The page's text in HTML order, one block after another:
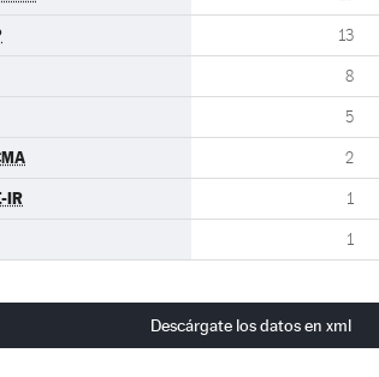
13
8
5
2
IR 1
1
Descárgate los datos en xml